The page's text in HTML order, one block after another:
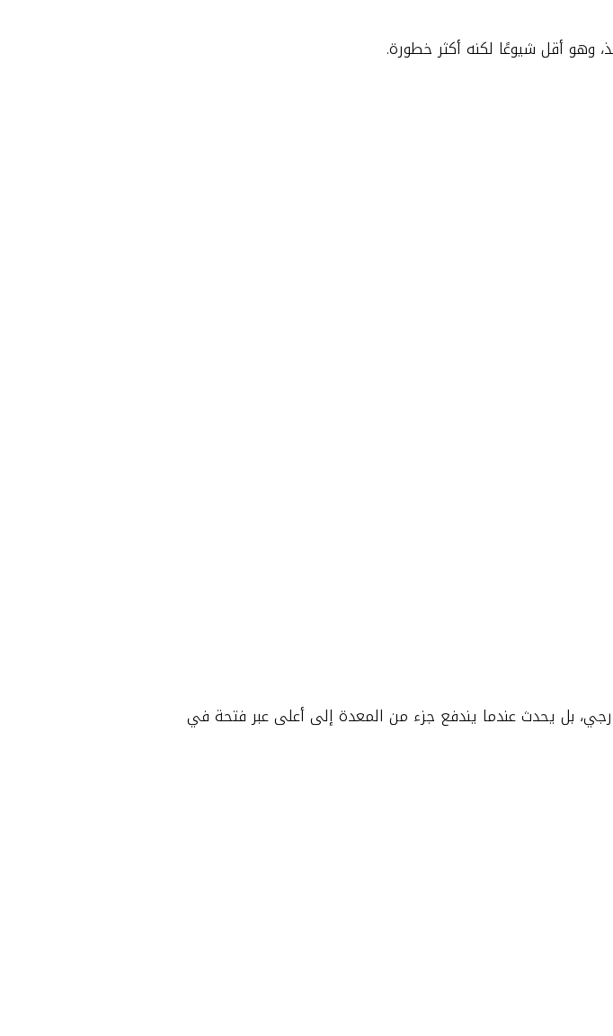
وهو أقل شيوعًا لكنه أكثر خطورة.
بل يحدث عندما يندفع جزء من المعدة إلى أعلى عبر فتحة في